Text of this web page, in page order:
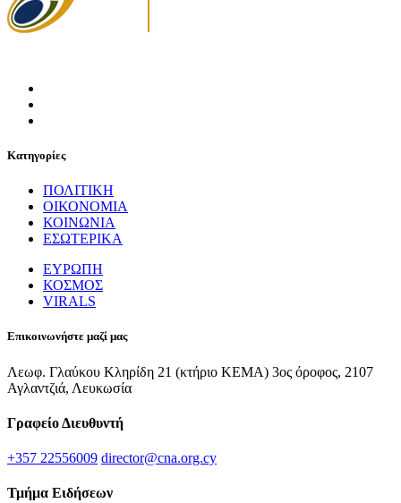
Κατηγορίες
ΠΟΛΙΤΙΚΗ
ΟΙΚΟΝΟΜΙΑ
ΚΟΙΝΩΝΙΑ
ΕΣΩΤΕΡΙΚΑ
ΕΥΡΩΠΗ
ΚΟΣΜΟΣ
VIRALS
Επικοινωνήστε μαζί μας
Λεωφ. Γλαύκου Κληρίδη 21 (κτήριο ΚΕΜΑ) 3ος όροφος, 2107
Αγλαντζιά, Λευκωσία
Γραφείο Διευθυντή
+357 22556009 director@cna.org.cy
Τμήμα Ειδήσεων